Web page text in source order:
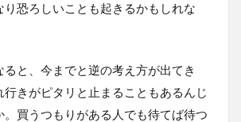
り恐ろしいことも起きるかもしれな
ると、今までと逆の考え方が出てき
きがピタリと止まることもあるんじ
。買うつもりがある人でも待てば待つ